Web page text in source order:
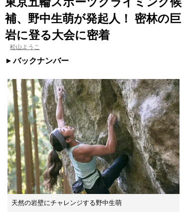
補、野中生萌が発起人！ 密林の巨
岩に登る大会に密着
松山ようこ
バックナンバー
天然の岩壁にチャレンジする野中生萌